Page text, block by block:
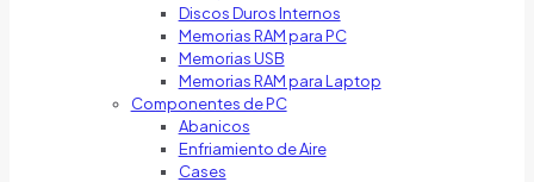
Discos Duros Internos
Memorias RAM para PC
Memorias USB
Memorias RAM para Laptop
Componentes de PC
Abanicos
Enfriamiento de Aire
Cases